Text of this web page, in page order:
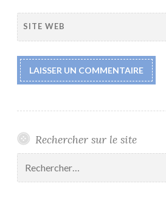
SITE WEB
Rechercher sur le site